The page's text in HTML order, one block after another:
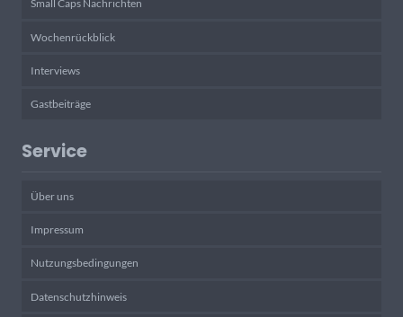
Small Caps Nachrichten
Wochenrückblick
Interviews
Gastbeiträge
Service
Über uns
Impressum
Nutzungsbedingungen
Datenschutzhinweis